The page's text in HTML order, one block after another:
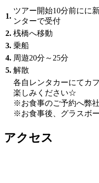
1.
ツアー開始10分前にに
ンターで受付
2. 桟橋へ移動
3. 乗船
4. 周遊20分～25分
5. 解散
各自レンタカーにてカ
楽しみください☆
※お食事のご予約へ弊社
※お食事後、グラスボ
アクセス